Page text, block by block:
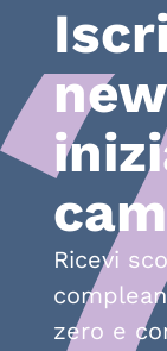
Ricevi
zero e